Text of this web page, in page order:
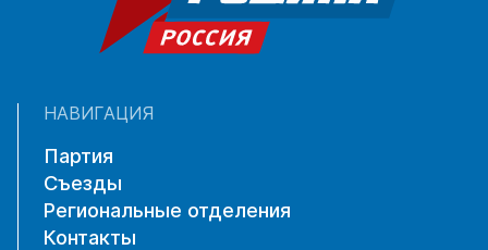
НАВИГАЦИЯ
Партия
Съезды
Региональные отделения
Контакты